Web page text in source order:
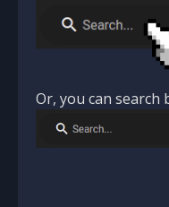
Or, you can search